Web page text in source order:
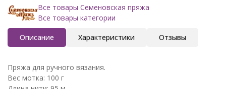
Все товары Семеновская пряжа
Все товары категории
Описание Характеристики Отзывы
Пряжа для ручного вязания.
Вес мотка: 100 г